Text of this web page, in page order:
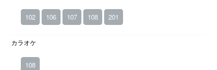
102 106 107 108 201
カラオケ
108